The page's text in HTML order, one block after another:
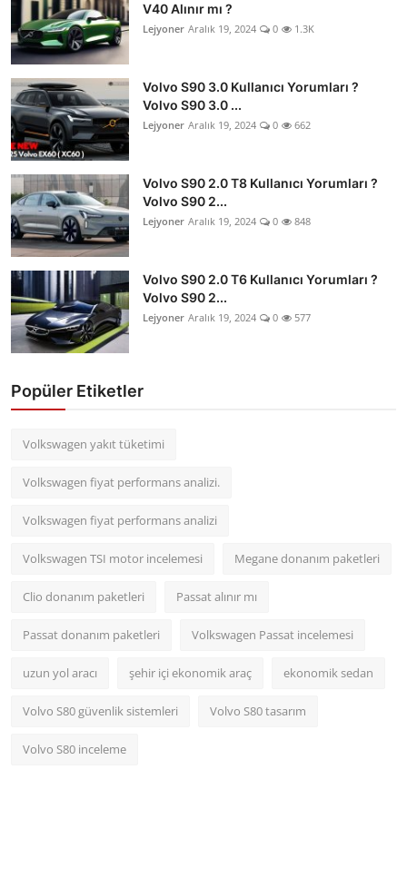
V40 Alınır mı ?
Lejyoner Aralık 19, 2024 0 1.3K
Volvo S90 3.0 Kullanıcı Yorumları ?
Volvo S90 3.0 ...
Lejyoner Aralık 19, 2024 0 662
Volvo S90 2.0 T8 Kullanıcı Yorumları ?
Volvo S90 2...
Lejyoner Aralık 19, 2024 0 848
Volvo S90 2.0 T6 Kullanıcı Yorumları ?
Volvo S90 2...
Lejyoner Aralık 19, 2024 0 577
Popüler Etiketler
Volkswagen yakıt tüketimi
Volkswagen fiyat performans analizi.
Volkswagen fiyat performans analizi
Volkswagen TSI motor incelemesi Megane donanım paketleri
Clio donanım paketleri Passat alınır mı
Passat donanım paketleri Volkswagen Passat incelemesi
uzun yol aracı şehir içi ekonomik araç ekonomik sedan
Volvo S80 güvenlik sistemleri Volvo S80 tasarım
Volvo S80 inceleme